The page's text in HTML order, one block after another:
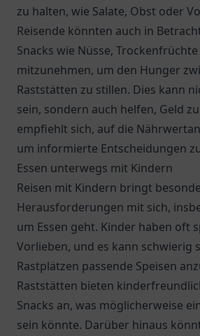
zu halten, wie Salate, Obst oder
Reisende könnten auch in
Snacks wie Nüsse,
mitzunehmen, um den Hunger
Raststätten zu stillen. Dies kann
sein, sondern auch helfen, Geld
empfiehlt sich, auf die
um informierte Entscheidungen
Essen unterwegs mit Kindern
Reisen mit Kindern bringt
Herausforderungen mit sich,
um Essen geht. Kinder haben oft
Vorlieben, und es kann schwierig
Rastplätzen passende Speisen
Raststätten bieten
Snacks an, was möglicherweise
sein könnte. Darüber hinaus